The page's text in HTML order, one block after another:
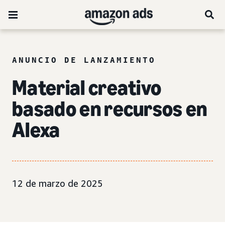
ANUNCIO DE LANZAMIENTO
Material creativo
basado en recursos en
Alexa
12 de marzo de 2025